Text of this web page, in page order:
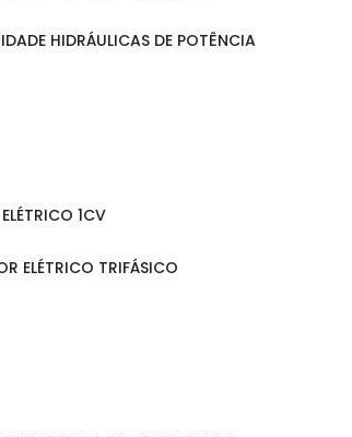
HIDRÁULICAS DE POTÊNCIA
ELÉTRICO 1CV
ELÉTRICO TRIFÁSICO